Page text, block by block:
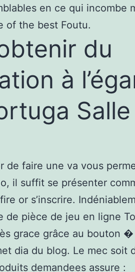
en ce qui incombe
of the best Foutu.
du
à
de faire une va vous
il suffit se présenter
or s’inscrire.
de pièce de jeu en ligne
grace grâce au bouton
dia du blog. Le mec soit
demandees assure :